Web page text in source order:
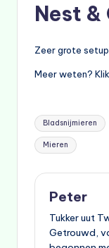
Nest &
Zeer grote
Meer weten? Klik
Tags:
Bladsnijmieren
Mieren
Peter
Tukker uut
Getrouwd,